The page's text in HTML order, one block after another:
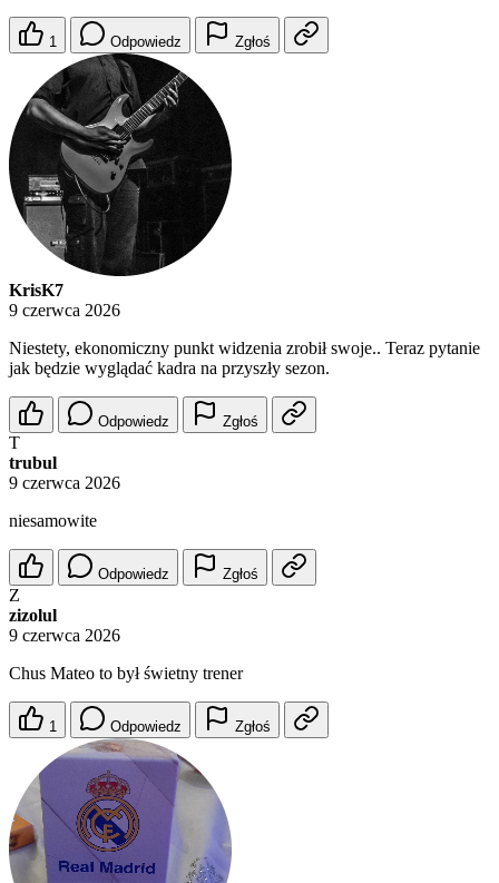
1 Odpowiedz Zgłoś
KrisK7
9 czerwca 2026
Niestety, ekonomiczny punkt widzenia zrobił swoje.. Teraz pytanie
jak będzie wyglądać kadra na przyszły sezon.
Odpowiedz Zgłoś
T
trubul
9 czerwca 2026
niesamowite
Odpowiedz Zgłoś
Z
zizolul
9 czerwca 2026
Chus Mateo to był świetny trener
1 Odpowiedz Zgłoś